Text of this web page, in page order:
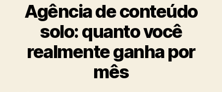
Agência de conteúdo
solo: quanto você
realmente ganha por
mês